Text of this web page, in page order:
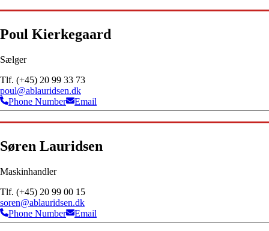
Poul Kierkegaard
Sælger
Tlf. (+45) 20 99 33 73
poul@ablauridsen.dk
Phone Number
Email
Søren Lauridsen
Maskinhandler
Tlf. (+45) 20 99 00 15
soren@ablauridsen.dk
Phone Number
Email